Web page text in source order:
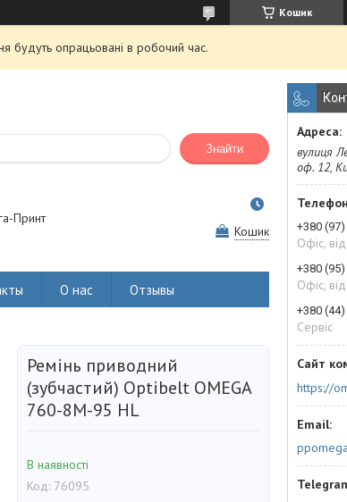
Кошик
будуть опрацьовані в робочий час.
Знайти
Принт
Кошик
О нас Отзывы
Ремінь приводний
(зубчастий) Optibelt OMEGA
760-8M-95 HL
В наявності
Код: 76095
вулиця
оф. 12,
+380
Офіс,
+380
Офіс,
+380
Сервіс
https://